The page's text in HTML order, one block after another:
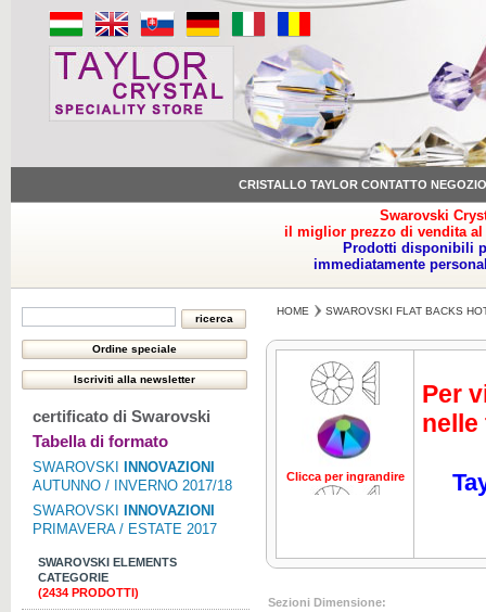
CRISTALLO TAYLOR CONTATTO NEGOZIO
Swarovski
il miglior prezzo di vendita
Prodotti disponibili
immediatamente
certificato di Swarovski
Tabella di formato
SWAROVSKI
INNOVAZIONI
AUTUNNO / INVERNO 2017/18
SWAROVSKI
INNOVAZIONI
PRIMAVERA / ESTATE 2017
SWAROVSKI ELEMENTS
CATEGORIE
(2434 PRODOTTI)
HOME SWAROVSKI FLAT BACKS
Clicca per ingrandire
Clicca per ingrandire
Per
nelle
Sezioni Dimensione: